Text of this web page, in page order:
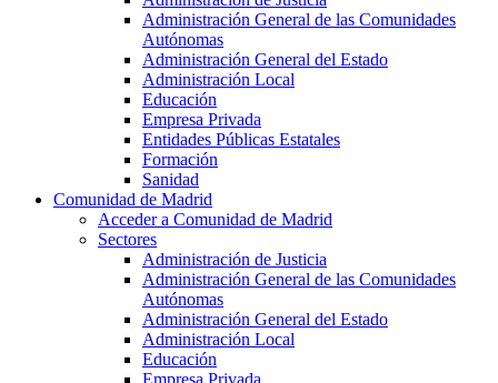
Administración General de las Comunidades
Autónomas
Administración General del Estado
Administración Local
Educación
Empresa Privada
Entidades Públicas Estatales
Formación
Sanidad
Comunidad de Madrid
Acceder a Comunidad de Madrid
Sectores
Administración de Justicia
Administración General de las Comunidades
Autónomas
Administración General del Estado
Administración Local
Educación